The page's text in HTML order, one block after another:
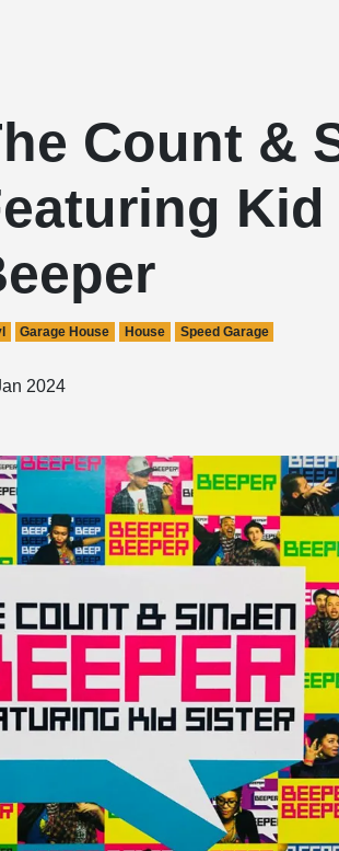
Count &
Kid
Garage House House Speed Garage
2024